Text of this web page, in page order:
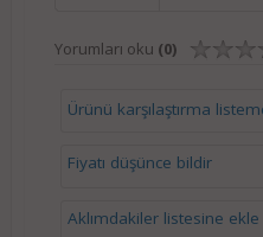
Yorumları oku (0)
Ürünü karşılaştırma
Fiyatı düşünce bildir
Aklımdakiler listesine ekle